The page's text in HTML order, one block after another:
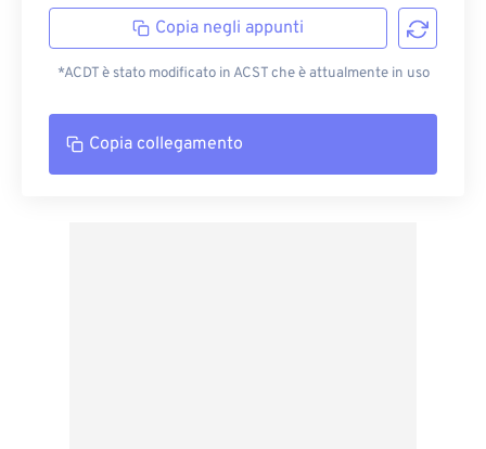
Copia negli appunti
*ACDT è stato modificato in ACST che è attualmente in uso
Copia collegamento